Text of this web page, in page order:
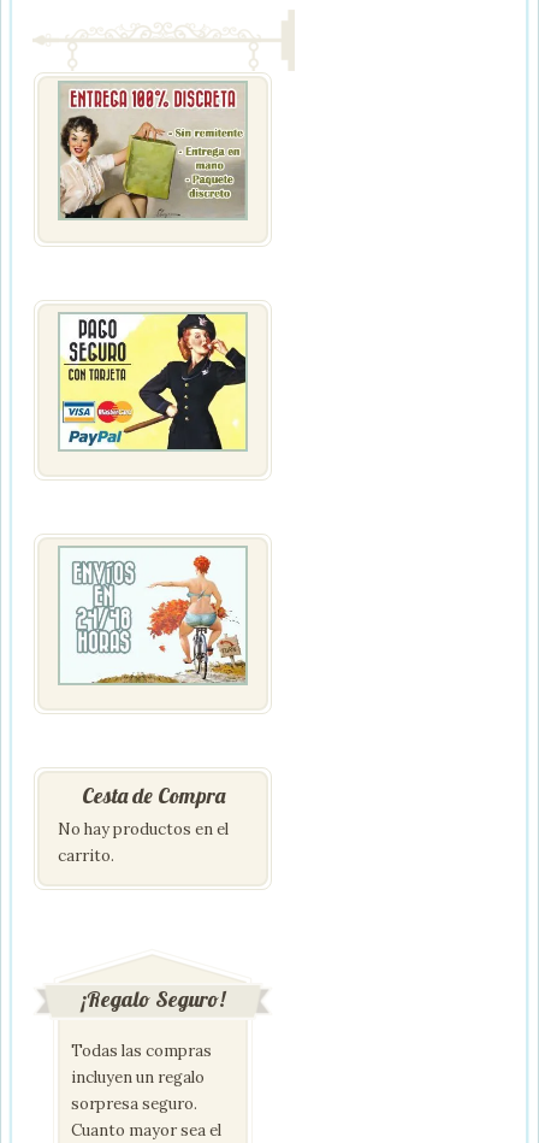
Cesta de Compra
No hay productos en el
carrito.
¡Regalo Seguro!
Todas las compras
incluyen un regalo
sorpresa seguro.
Cuanto mayor sea el